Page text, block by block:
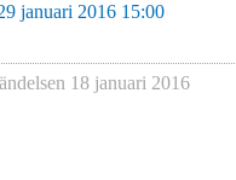
januari 2016 15:00
18 januari 2016